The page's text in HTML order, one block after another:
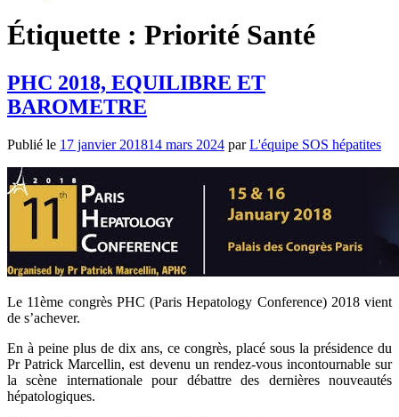
Étiquette : Priorité Santé
PHC 2018, EQUILIBRE ET
BAROMETRE
Publié le 17 janvier 201814 mars 2024 parL'équipe SOS hépatites
Le 11ème congrès PHC (Paris Hepatology Conference) 2018 vient
de s’achever.
En à peine plus de dix ans, ce congrès, placé sous la présidence du
Pr Patrick Marcellin, est devenu un rendez-vous incontournable sur
la scène internationale pour débattre des dernières nouveautés
hépatologiques.